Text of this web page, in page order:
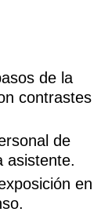
de la
contrastes
de
asistente.
en